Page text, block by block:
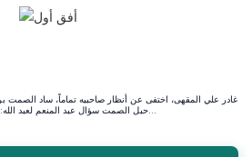
غادر علي المقهى، اختفى عن أنظار صاحبيه تماماً، ساد الصمت